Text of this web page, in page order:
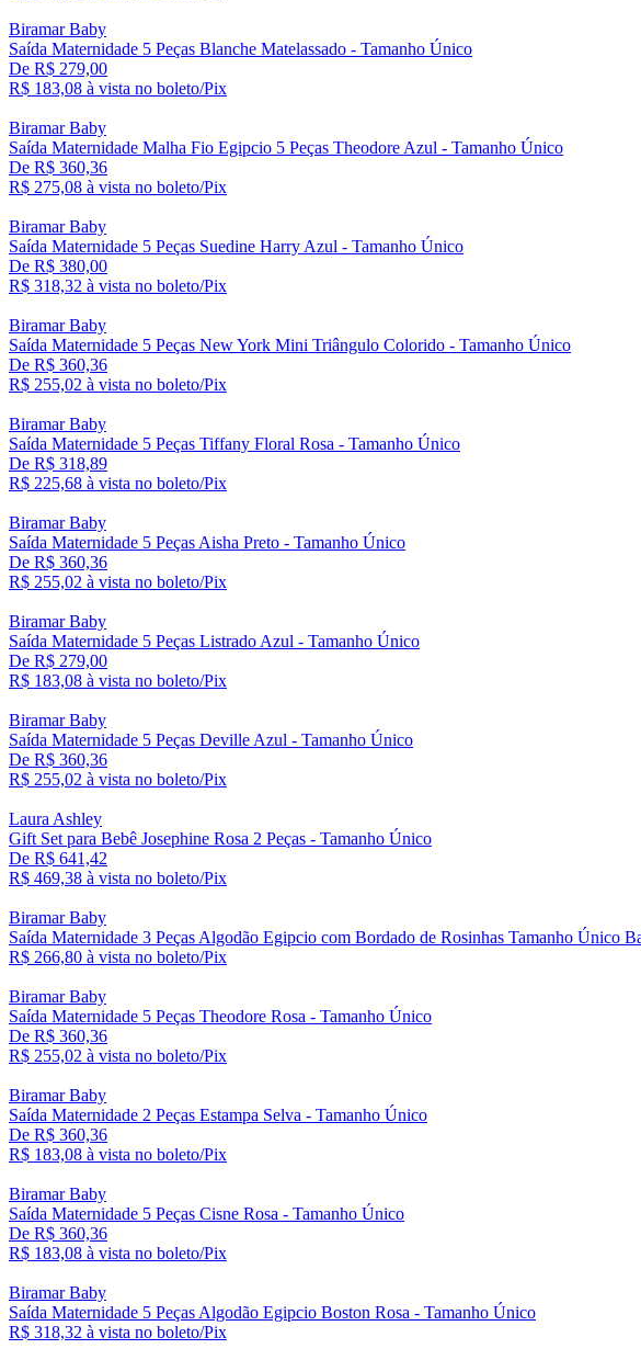
Biramar Baby
Saída Maternidade 5 Peças Blanche Matelassado - Tamanho Único
De R$ 279,00
R$ 183,08 à vista no boleto/Pix
Biramar Baby
Saída Maternidade Malha Fio Egipcio 5 Peças Theodore Azul - Tamanho Único
De R$ 360,36
R$ 275,08 à vista no boleto/Pix
Biramar Baby
Saída Maternidade 5 Peças Suedine Harry Azul - Tamanho Único
De R$ 380,00
R$ 318,32 à vista no boleto/Pix
Biramar Baby
Saída Maternidade 5 Peças New York Mini Triângulo Colorido - Tamanho Único
De R$ 360,36
R$ 255,02 à vista no boleto/Pix
Biramar Baby
Saída Maternidade 5 Peças Tiffany Floral Rosa - Tamanho Único
De R$ 318,89
R$ 225,68 à vista no boleto/Pix
Biramar Baby
Saída Maternidade 5 Peças Aisha Preto - Tamanho Único
De R$ 360,36
R$ 255,02 à vista no boleto/Pix
Biramar Baby
Saída Maternidade 5 Peças Listrado Azul - Tamanho Único
De R$ 279,00
R$ 183,08 à vista no boleto/Pix
Biramar Baby
Saída Maternidade 5 Peças Deville Azul - Tamanho Único
De R$ 360,36
R$ 255,02 à vista no boleto/Pix
Laura Ashley
Gift Set para Bebê Josephine Rosa 2 Peças - Tamanho Único
De R$ 641,42
R$ 469,38 à vista no boleto/Pix
Biramar Baby
Saída Maternidade 3 Peças Algodão Egipcio com Bordado de Rosinhas Tamanho Único
R$ 266,80 à vista no boleto/Pix
Biramar Baby
Saída Maternidade 5 Peças Theodore Rosa - Tamanho Único
De R$ 360,36
R$ 255,02 à vista no boleto/Pix
Biramar Baby
Saída Maternidade 2 Peças Estampa Selva - Tamanho Único
De R$ 360,36
R$ 183,08 à vista no boleto/Pix
Biramar Baby
Saída Maternidade 5 Peças Cisne Rosa - Tamanho Único
De R$ 360,36
R$ 183,08 à vista no boleto/Pix
Biramar Baby
Saída Maternidade 5 Peças Algodão Egipcio Boston Rosa - Tamanho Único
R$ 318,32 à vista no boleto/Pix